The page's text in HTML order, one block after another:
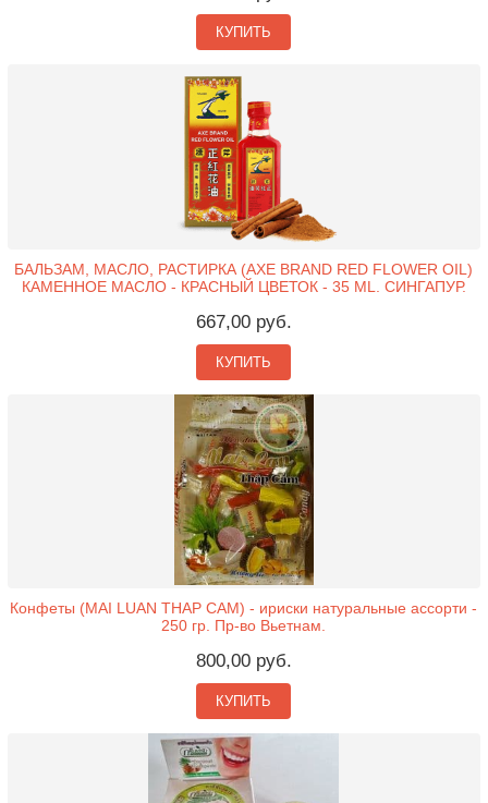
КУПИТЬ
БАЛЬЗАМ, МАСЛО, РАСТИРКА (AXE BRAND RED FLOWER OIL)
КАМЕННОЕ МАСЛО - КРАСНЫЙ ЦВЕТОК - 35 ML. СИНГАПУР.
667,00 руб.
КУПИТЬ
Конфеты (MAI LUAN THAP CAM) - ириски натуральные ассорти -
250 гр. Пр-во Вьетнам.
800,00 руб.
КУПИТЬ